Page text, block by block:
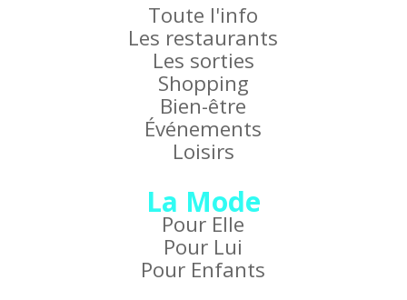
Toute l'info
Les restaurants
Les sorties
Shopping
Bien-être
Événements
Loisirs
La Mode
Pour Elle
Pour Lui
Pour Enfants